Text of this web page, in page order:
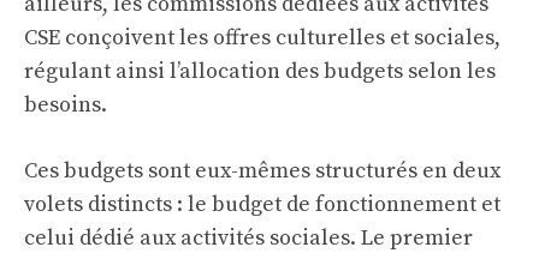
CSE conçoivent les offres culturelles et sociales,
régulant ainsi l’allocation des budgets selon les
besoins.
Ces budgets sont eux-mêmes structurés en deux
volets distincts : le budget de fonctionnement et
celui dédié aux activités sociales. Le premier